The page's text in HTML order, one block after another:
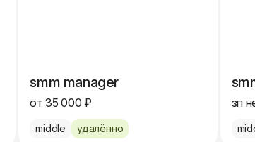
smm manager
от 35 000 ₽
middle удалённо
зп